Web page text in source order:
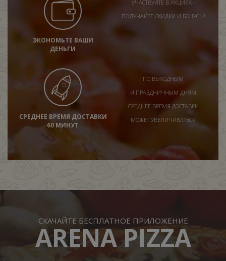
ЭКОНОМЬТЕ ВАШИ
ДЕНЬГИ
УЧАСТВУЙТЕ В АКЦИЯХ -
ПОЛУЧАЙТЕ СКИДКИ И БОНУСЫ!
СРЕДНЕЕ ВРЕМЯ ДОСТАВКИ
60 МИНУТ
ПО ВЫХОДНЫМ
И ПРАЗДНИЧНЫМ ДНЯМ
СРЕДНЕЕ ВРЕМЯ ДОСТАВКИ
МОЖЕТ УВЕЛИЧИВАТЬСЯ
СКАЧАЙТЕ БЕСПЛАТНОЕ ПРИЛОЖЕНИЕ
ARENA PIZZA